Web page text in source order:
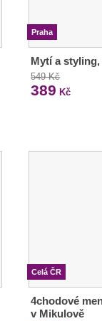
Praha
Mytí a
549 Kč
389 Kč
Celá ČR
4chodové
v Mikulově